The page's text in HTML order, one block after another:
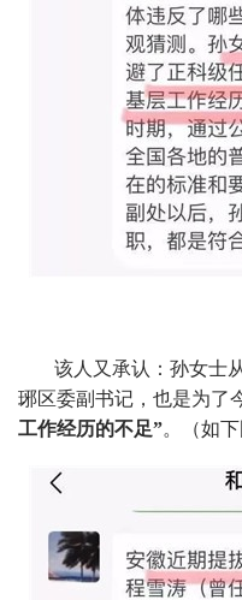
该人又承认：孙女士
琊区委副书记，也是为了
工作经历的不足”。（如下